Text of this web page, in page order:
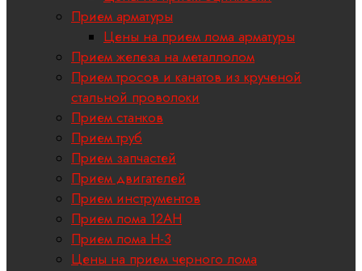
Прием арматуры
Цены на прием лома арматуры
Прием железа на металлолом
Прием тросов и канатов из крученой
стальной проволоки
Прием станков
Прием труб
Прием запчастей
Прием двигателей
Прием инструментов
Прием лома 12АН
Прием лома H-3
Цены на прием черного лома